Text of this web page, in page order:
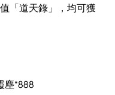
「道天錄」，均可獲
塵*888